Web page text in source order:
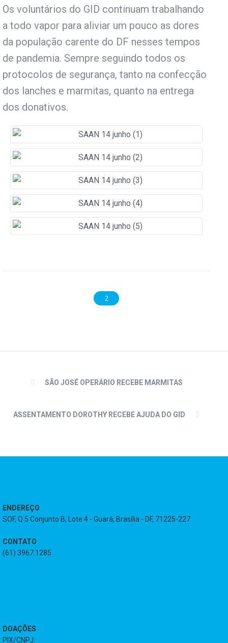
Os voluntários do GID continuam trabalhando
a todo vapor para aliviar um pouco as dores
da população carente do DF nesses tempos
de pandemia. Sempre seguindo todos os
protocolos de segurança, tanto na confecção
dos lanches e marmitas, quanto na entrega
dos donativos.
SÃO JOSÉ OPERÁRIO RECEBE MARMITAS
ASSENTAMENTO DOROTHY RECEBE AJUDA DO GID
ENDEREÇO
SOF, Q 5 Conjunto B, Lote 4 - Guará, Brasília - DF, 71225-227
CONTATO
(61) 3967.1285
DOAÇÕES
PIX/CNPJ: